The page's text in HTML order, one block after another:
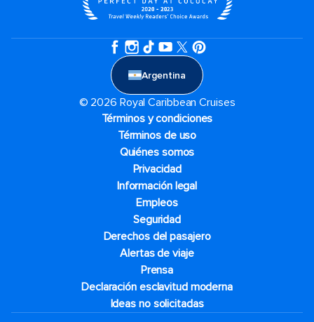
Argentina
© 2026 Royal Caribbean Cruises
Términos y condiciones
Términos de uso
Quiénes somos
Privacidad
Información legal
Empleos
Seguridad
Derechos del pasajero
Alertas de viaje
Prensa
Declaración esclavitud moderna
Ideas no solicitadas